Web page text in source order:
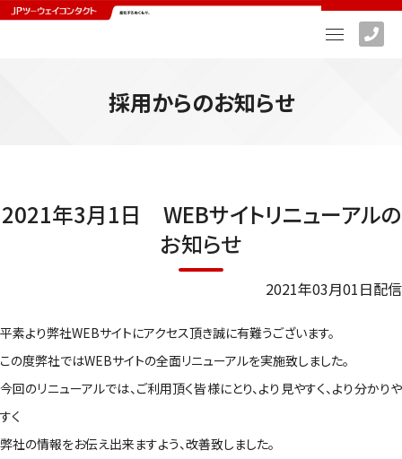
採用からのお知らせ
2021年3月1日 WEBサイトリニューアルの
お知らせ
2021年03月01日配信
平素より弊社WEBサイトにアクセス頂き誠に有難うございます。
この度弊社ではWEBサイトの全面リニューアルを実施致しました。
今回のリニューアルでは、ご利用頂く皆様にとり、より見やすく、より分かりや
すく
弊社の情報をお伝え出来ますよう、改善致しました。